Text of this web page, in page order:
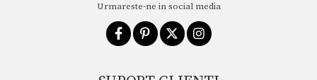
Urmareste-ne in social media